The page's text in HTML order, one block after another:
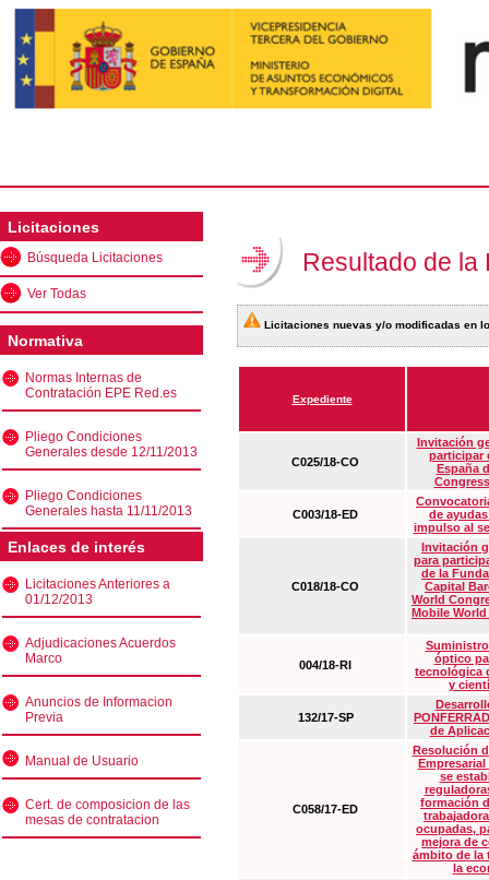
Licitaciones
Búsqueda Licitaciones
Ver Todas
Normativa
Normas Internas de
Contratación EPE Red.es
Pliego Condiciones
Generales desde 12/11/2013
Pliego Condiciones
Generales hasta 11/11/2013
Enlaces de interés
Licitaciones Anteriores a
01/12/2013
Adjudicaciones Acuerdos
Marco
Anuncios de Informacion
Previa
Manual de Usuario
Cert. de composicion de las
mesas de contratacion
Resultado de la
Licitaciones nuevas y/o modificadas en
Expediente
C025/18-CO
Invitación
participar
España
C003/18-ED
de
impulso al
C018/18-CO
Invitación
para
de la
Capital
World
Mobile
004/18-RI
óptico
tecnológica
y
132/17-SP
de
C058/17-ED
Resolución
Empresarial
se
formación
ocupadas,
mejora de
ámbito de la
la